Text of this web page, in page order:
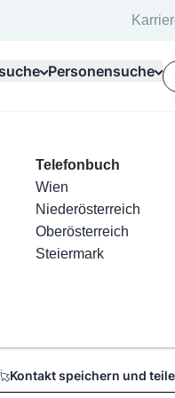
Kategorien
Friseur
Nägel
Haarentfernung
Make-Up
Top Branchen
Elektriker
Installateure
Maler & Lackierer
Branchen A-Z
Personensuche
Telefonbuch
Wien
Niederösterreich
Oberösterreich
Steiermark
GmbH
Öffnungszeiten
Kontakt speichern und